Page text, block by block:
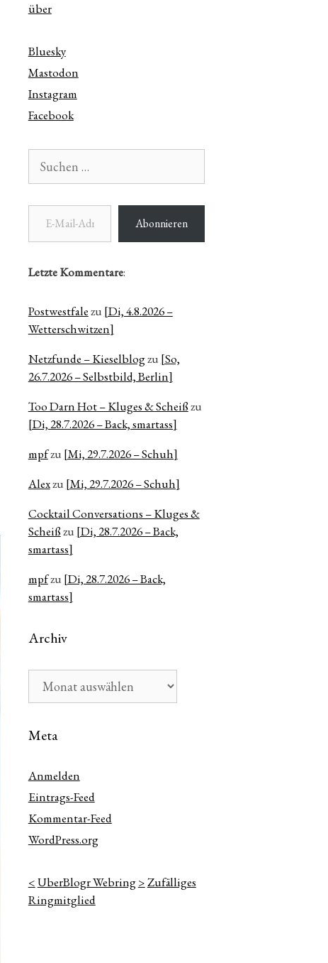
über
Bluesky
Mastodon
Instagram
Facebook
nach:
E-Mail-Adresse
Abonnieren
Letzte Kommentare:
Postwestfalezu [Di, 4.8.2026 –
Wetterschwitzen]
Netzfunde – Kieselblogzu [So,
26.7.2026 – Selbstbild, Berlin]
Too Darn Hot – Kluges & Scheißzu
[Di, 28.7.2026 – Back, smartass]
mpfzu [Mi, 29.7.2026 – Schuh]
Alexzu [Mi, 29.7.2026 – Schuh]
Cocktail Conversations – Kluges &
Scheißzu [Di, 28.7.2026 – Back,
smartass]
mpfzu [Di, 28.7.2026 – Back,
smartass]
Archiv
Meta
Anmelden
Eintrags-Feed
Kommentar-Feed
WordPress.org
<UberBlogr Webring>Zufälliges
Ringmitglied